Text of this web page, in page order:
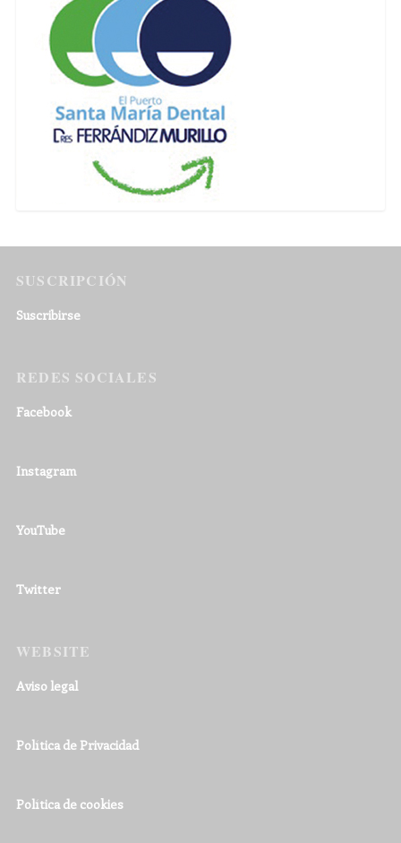
SUSCRIPCIÓN
Suscribirse
REDES SOCIALES
Facebook
Instagram
YouTube
Twitter
WEBSITE
Aviso legal
Política de Privacidad
Política de cookies